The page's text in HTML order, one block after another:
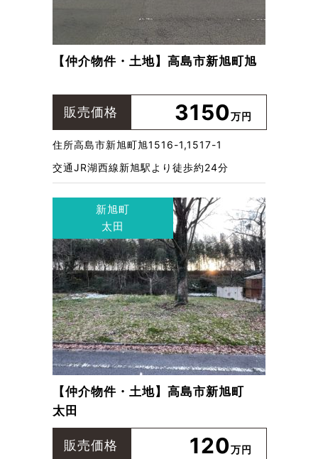
【仲介物件・土地】高島市新旭町旭
販売価格 3150万円
住所高島市新旭町旭1516-1,1517-1
交通JR湖西線新旭駅より徒歩約24分
新旭町
太田
【仲介物件・土地】高島市新旭町
太田
販売価格 120万円